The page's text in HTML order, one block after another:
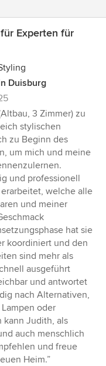
Experten für
Duisburg
3 Zimmer) zu
stylischen
zu Beginn des
um mich und meine
und professionell
welche alle
und meiner
hat sie
koordiniert und den
sind mehr als
ausgeführt
und antwortet
nach Alternativen,
oder
kann Judith, als
auch menschlich
und freue
Heim.”